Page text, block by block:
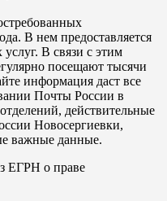
В нем предоставляется
В связи с этим
посещают тысячи
информация даст все
Почты России в
действительные
Новосергиевки,
важные данные.
ЕГРН о праве